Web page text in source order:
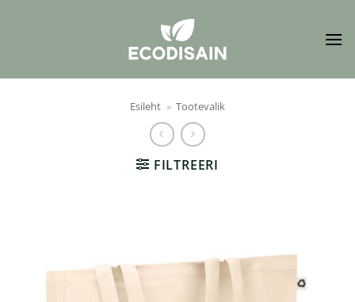
Esileht » Tootevalik
FILTREERI